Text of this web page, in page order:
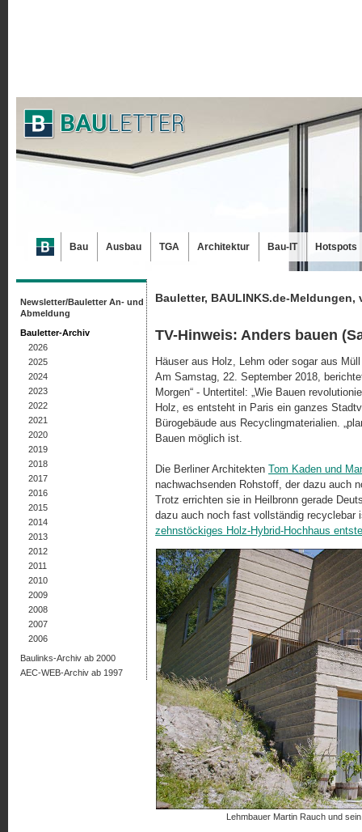
Bauletter, BAULINKS.de-Meldungen,
TV-Hinweis: Anders bauen
Häuser aus Holz, Lehm oder sogar aus
Am Samstag, 22. September 2018,
Morgen“ - Untertitel: „Wie Bauen
Holz, es entsteht in Paris ein ganzes
Bürogebäude aus Recyc­ling­ma­te­ria­lien.
Bauen möglich ist.
Die Berliner Architekten Tom Kaden und
nachwachsenden Rohstoff, der dazu auch
Trotz errichten sie in Heilbronn gerade
dazu auch noch fast vollständig recyclebar
zehnstöckiges Holz-Hybrid-Hochhaus
Lehmbauer Martin Rauch und
Newsletter/Bauletter An- und
Abmeldung
Bauletter-Archiv
2026
2025
2024
2023
2022
2021
2020
2019
2018
2017
2016
2015
2014
2013
2012
2011
2010
2009
2008
2007
2006
Baulinks-Archiv ab 2000
AEC-WEB-Archiv ab 1997
Bau Ausbau TGA Architektur Bau-IT Hotspots